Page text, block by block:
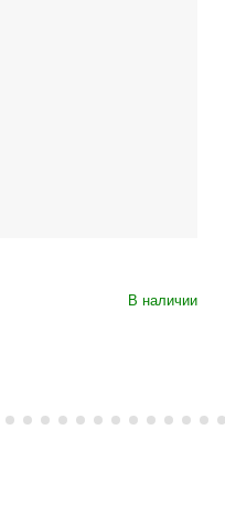
В наличии